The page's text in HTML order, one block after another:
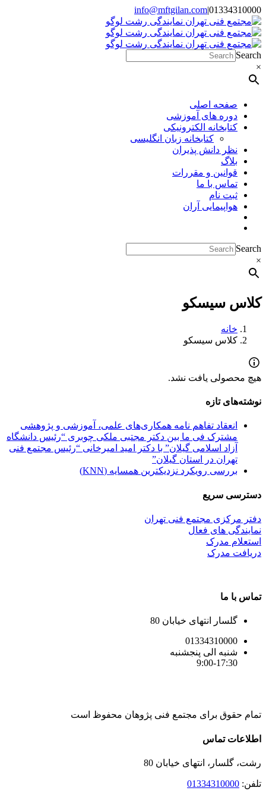
Skip
to
content
01334310000
|
info@mftgilan.com
Instagram
LinkedIn
Search
×
صفحه اصلی
دوره های آموزشی
کتابخانه الکترونیکی
کتابخانه زبان انگلیسی
نظر دانش پذیران
بلاگ
قوانین و مقررات
تماس با ما
ثبت نام
هواپیمایی آران
Search
×
کلاس سیسکو
خانه
کلاس سیسکو
هیچ محصولی یافت نشد.
نوشته‌های تازه
انعقاد تفاهم نامه همکاری‌های علمی، آموزشی و پژوهشی
مشترک فی ما بین دکتر مجتبی ملکی چوبری “رئیس دانشگاه
آزاد اسلامی گیلان” با دکتر امید امیرخانی “رئیس مجتمع فنی
تهران در استان گیلان”
بررسی رویکرد نزدیکترین همسایه (KNN)
دسترسی سریع
دفتر مرکزی مجتمع فنی تهران
نمایندگی های فعال
استعلام مدرک
دریافت مدرک
تماس با ما
گلسار انتهای خیابان 80
01334310000
شنبه الی پنجشنبه
9:00-17:30
تمام حقوق برای مجتمع فنی پژوهان محفوظ است
Instagram
LinkedIn
Toggle
Bar
Area
اطلاعات تماس
رشت، گلسار، انتهای خیابان 80
تلفن: 01334310000